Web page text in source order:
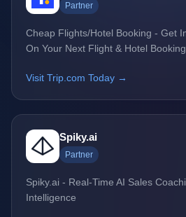
Partner
Cheap Flights/Hotel Booking - Get
On Your Next Flight & Hotel
Visit Trip.com Today →
Spiky.ai
Partner
Spiky.ai - Real-Time AI Sales
Intelligence